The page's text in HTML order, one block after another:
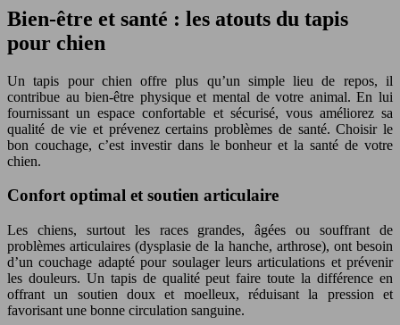
Bien-être et santé : les atouts du tapis
pour chien
Un tapis pour chien offre plus qu’un simple lieu de repos, il
contribue au bien-être physique et mental de votre animal. En lui
fournissant un espace confortable et sécurisé, vous améliorez sa
qualité de vie et prévenez certains problèmes de santé. Choisir le
bon couchage, c’est investir dans le bonheur et la santé de votre
chien.
Confort optimal et soutien articulaire
Les chiens, surtout les races grandes, âgées ou souffrant de
problèmes articulaires (dysplasie de la hanche, arthrose), ont besoin
d’un couchage adapté pour soulager leurs articulations et prévenir
les douleurs. Un tapis de qualité peut faire toute la différence en
offrant un soutien doux et moelleux, réduisant la pression et
favorisant une bonne circulation sanguine.